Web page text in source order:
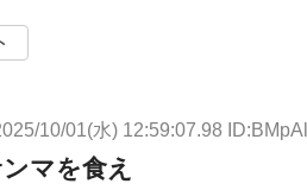
10/01(水) 12:59:07.98
マを食え